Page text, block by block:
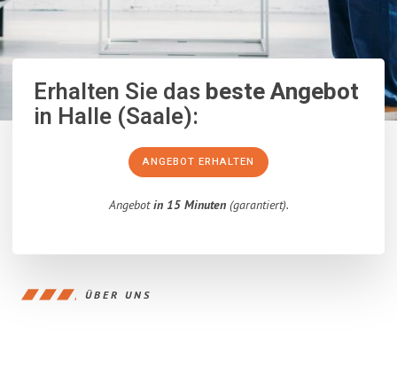
Erhalten Sie dasbeste Angebot
in Halle (Saale):
ANGEBOT ERHALTEN
Angebotin 15 Minuten(garantiert).
ÜBER UNS